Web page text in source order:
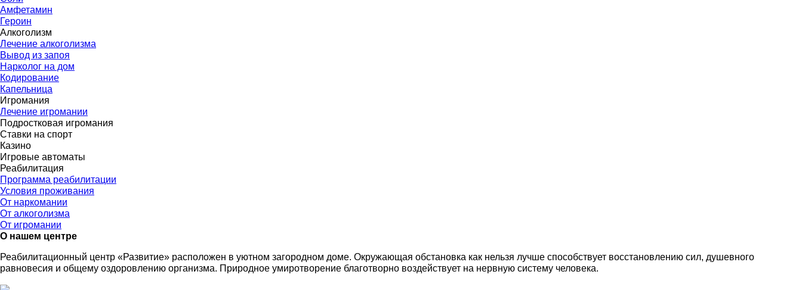
Амфетамин
Героин
Алкоголизм
Лечение алкоголизма
Вывод из запоя
Нарколог на дом
Кодирование
Капельница
Игромания
Лечение игромании
Подростковая игромания
Ставки на спорт
Казино
Игровые автоматы
Реабилитация
Программа реабилитации
Условия проживания
От наркомании
От алкоголизма
От игромании
О нашем центре
Реабилитационный центр «Развитие» расположен в уютном загородном доме. Окружающая обстановка как нельзя лучше способствует восстановлению сил, душевного
равновесия и общему оздоровлению организма. Природное умиротворение благотворно воздействует на нервную систему человека.